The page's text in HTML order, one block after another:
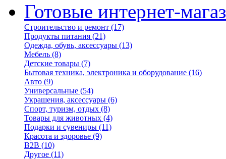
Готовые интернет-
Строительство и ремонт (17)
Продукты питания (21)
Одежда, обувь, аксессуары (13)
Мебель (8)
Детские товары (7)
Бытовая техника, электроника и оборудование (16)
Авто (9)
Универсальные (54)
Украшения, аксессуары (6)
Спорт, туризм, отдых (8)
Товары для животных (4)
Подарки и сувениры (11)
Красота и здоровье (9)
B2B (10)
Другое (11)